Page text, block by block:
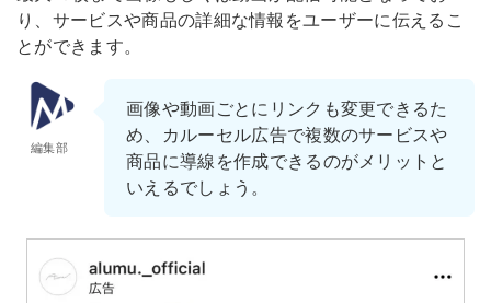
り、サービスや商品の詳細な情報をユーザーに伝えるこ
とができます。
編集部
画像や動画ごとにリンクも変更できるた
め、カルーセル広告で複数のサービスや
商品に導線を作成できるのがメリットと
いえるでしょう。